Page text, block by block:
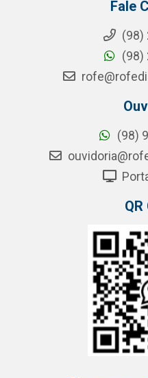
Fale
(98)
(98)
(98)
QR